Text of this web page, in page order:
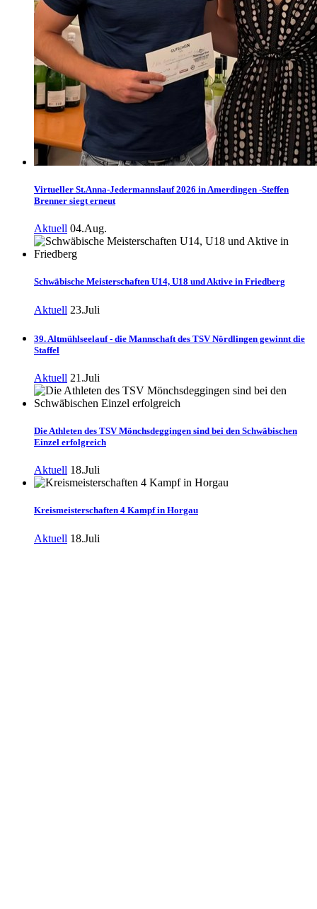
Virtueller St.Anna-Jedermannslauf 2026 in Amerdingen -Steffen
Brenner siegt erneut
Aktuell 04.Aug.
Schwäbische Meisterschaften U14, U18 und Aktive in Friedberg
Aktuell 23.Juli
39. Altmühlseelauf - die Mannschaft des TSV Nördlingen gewinnt die
Staffel
Aktuell 21.Juli
Die Athleten des TSV Mönchsdeggingen sind bei den Schwäbischen
Einzel erfolgreich
Aktuell 18.Juli
Kreismeisterschaften 4 Kampf in Horgau
Aktuell 18.Juli